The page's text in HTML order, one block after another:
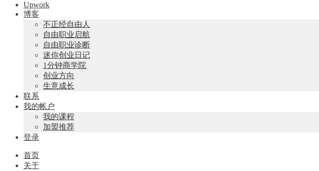
Upwork
博客
不正经自由人
自由职业启航
自由职业诊断
迷你创业日记
1分钟商学院
创业方向
生意成长
联系
我的帐户
我的课程
加盟推荐
登录
首页
关于